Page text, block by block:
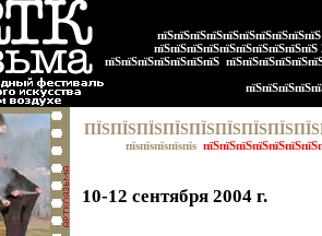
пїЅпїЅпїЅпїЅпїЅпїЅпїЅ
пїѕпїѕпїѕпїѕпїѕ
10-12 сентября 2004 г.